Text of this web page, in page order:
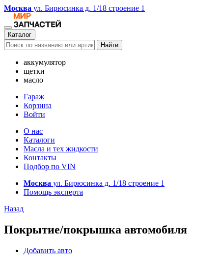
Москва ул. Бирюсинка д. 1/18 строение 1
Каталог
Найти
аккумулятор
щетки
масло
Гараж
Корзина
Войти
О нас
Каталоги
Масла и тех жидкости
Контакты
Подбор по VIN
Москва ул. Бирюсинка д. 1/18 строение 1
Помощь эксперта
Назад
Покрытие/покрышка автомобиля
Добавить авто